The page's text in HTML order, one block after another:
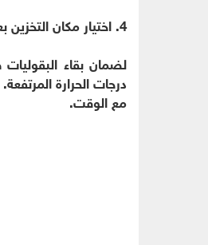
4. اختيار مكان التخزين بعناية
لضمان بقاء
درجات الحرارة
مع الوقت.